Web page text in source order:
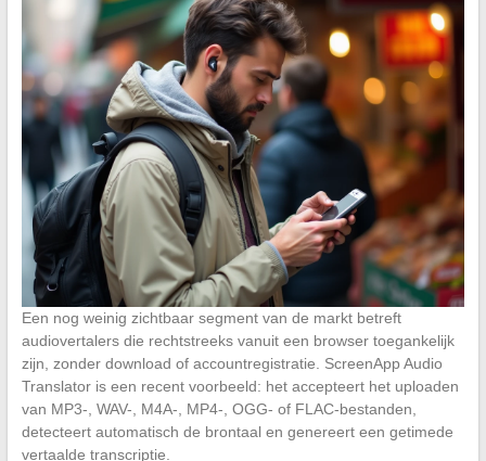
Een nog weinig zichtbaar segment van de markt betreft
audiovertalers die rechtstreeks vanuit een browser toegankelijk
zijn, zonder download of accountregistratie. ScreenApp Audio
Translator is een recent voorbeeld: het accepteert het uploaden
van MP3-, WAV-, M4A-, MP4-, OGG- of FLAC-bestanden,
detecteert automatisch de brontaal en genereert een getimede
vertaalde transcriptie.